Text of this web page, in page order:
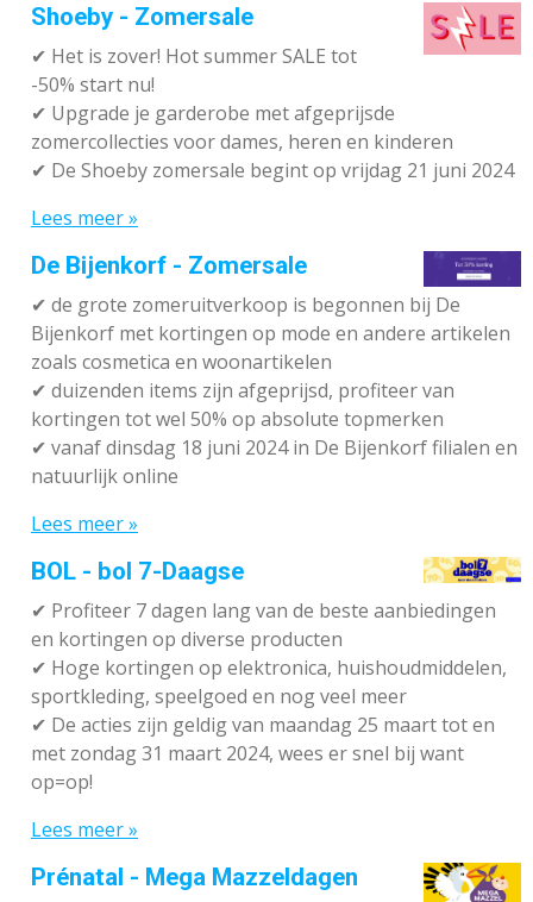
Shoeby - Zomersale
✔ Het is zover! Hot summer SALE tot
-50% start nu!
✔ Upgrade je garderobe met afgeprijsde
zomercollecties voor dames, heren en kinderen
✔ De Shoeby zomersale begint op vrijdag 21 juni 2024
Lees meer »
De Bijenkorf - Zomersale
✔ de grote zomeruitverkoop is begonnen bij De
Bijenkorf met kortingen op mode en andere artikelen
zoals cosmetica en woonartikelen
✔ duizenden items zijn afgeprijsd, profiteer van
kortingen tot wel 50% op absolute topmerken
✔ vanaf dinsdag 18 juni 2024 in De Bijenkorf filialen en
natuurlijk online
Lees meer »
BOL - bol 7-Daagse
✔ Profiteer 7 dagen lang van de beste aanbiedingen
en kortingen op diverse producten
✔ Hoge kortingen op elektronica, huishoudmiddelen,
sportkleding, speelgoed en nog veel meer
✔ De acties zijn geldig van maandag 25 maart tot en
met zondag 31 maart 2024, wees er snel bij want
op=op!
Lees meer »
Prénatal - Mega Mazzeldagen